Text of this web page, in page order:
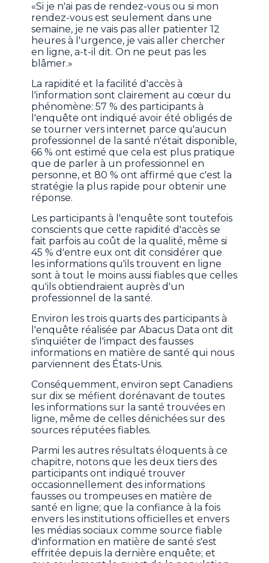
«Si je n'ai pas de rendez-vous ou si mon
rendez-vous est seulement dans une
semaine, je ne vais pas aller patienter 12
heures à l'urgence, je vais aller chercher
en ligne, a-t-il dit. On ne peut pas les
blâmer.»
La rapidité et la facilité d'accès à
l'information sont clairement au cœur du
phénomène: 57 % des participants à
l'enquête ont indiqué avoir été obligés de
se tourner vers internet parce qu'aucun
professionnel de la santé n'était disponible,
66 % ont estimé que cela est plus pratique
que de parler à un professionnel en
personne, et 80 % ont affirmé que c'est la
stratégie la plus rapide pour obtenir une
réponse.
Les participants à l'enquête sont toutefois
conscients que cette rapidité d'accès se
fait parfois au coût de la qualité, même si
45 % d'entre eux ont dit considérer que
les informations qu'ils trouvent en ligne
sont à tout le moins aussi fiables que celles
qu'ils obtiendraient auprès d'un
professionnel de la santé.
Environ les trois quarts des participants à
l'enquête réalisée par Abacus Data ont dit
s'inquiéter de l'impact des fausses
informations en matière de santé qui nous
parviennent des États-Unis.
Conséquemment, environ sept Canadiens
sur dix se méfient dorénavant de toutes
les informations sur la santé trouvées en
ligne, même de celles dénichées sur des
sources réputées fiables.
Parmi les autres résultats éloquents à ce
chapitre, notons que les deux tiers des
participants ont indiqué trouver
occasionnellement des informations
fausses ou trompeuses en matière de
santé en ligne; que la confiance à la fois
envers les institutions officielles et envers
les médias sociaux comme source fiable
d'information en matière de santé s'est
effritée depuis la dernière enquête; et